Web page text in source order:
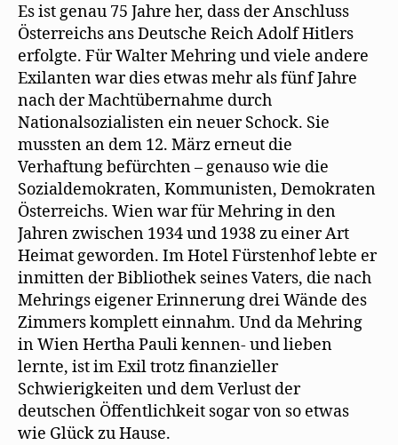
Es ist genau 75 Jahre her, dass der Anschluss
Österreichs ans Deutsche Reich Adolf Hitlers
erfolgte. Für Walter Mehring und viele andere
Exilanten war dies etwas mehr als fünf Jahre
nach der Machtübernahme durch
Nationalsozialisten ein neuer Schock. Sie
mussten an dem 12. März erneut die
Verhaftung befürchten – genauso wie die
Sozialdemokraten, Kommunisten, Demokraten
Österreichs. Wien war für Mehring in den
Jahren zwischen 1934 und 1938 zu einer Art
Heimat geworden. Im Hotel Fürstenhof lebte er
inmitten der Bibliothek seines Vaters, die nach
Mehrings eigener Erinnerung drei Wände des
Zimmers komplett einnahm. Und da Mehring
in Wien Hertha Pauli kennen- und lieben
lernte, ist im Exil trotz finanzieller
Schwierigkeiten und dem Verlust der
deutschen Öffentlichkeit sogar von so etwas
wie Glück zu Hause.